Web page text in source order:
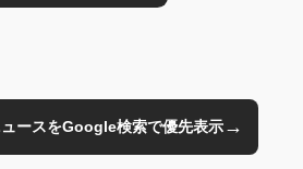
ースをGoogle検索で優先表示→